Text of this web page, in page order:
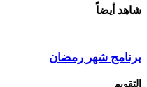
شاهد أيضاً
برنامج شهر رمضان
التقويم